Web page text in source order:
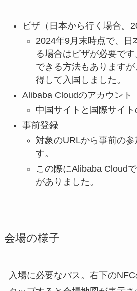
ビザ（日本から行く場合。
2024年9月末時点で、日
る場合はビザが必要で
できる方法もあります
得して入国しました。
Alibaba Cloudのアカウント
中国サイトと国際サイ
事前登録
対象のURLから事前の
す。
この際にAlibaba Cloud
がありました。
会場の様子
入場に必要なパス。右下の